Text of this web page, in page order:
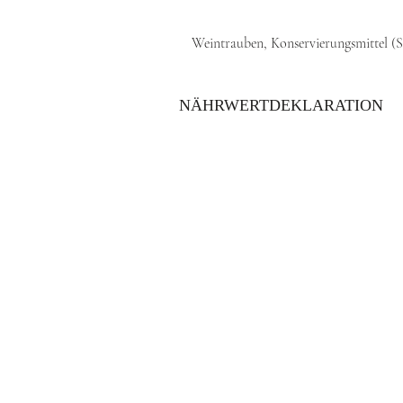
Weintrauben, Konservierungsmittel
NÄHRWERTDEKLARATION